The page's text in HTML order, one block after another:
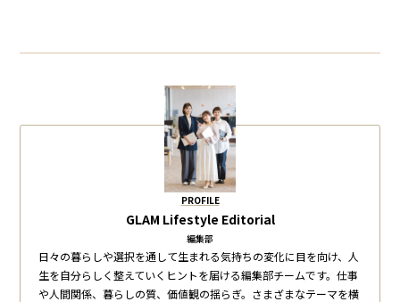
PROFILE
GLAM Lifestyle Editorial
編集部
日々の暮らしや選択を通して生まれる気持ちの変化に目を向け、人
生を自分らしく整えていくヒントを届ける編集部チームです。仕事
や人間関係、暮らしの質、価値観の揺らぎ。さまざまなテーマを横